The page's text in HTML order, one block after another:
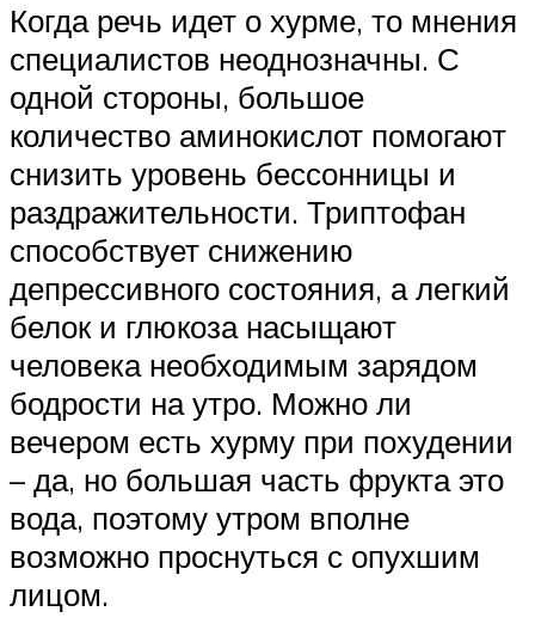
Когда речь идет о хурме, то мнения
специалистов неоднозначны. С
одной стороны, большое
количество аминокислот помогают
снизить уровень бессонницы и
раздражительности. Триптофан
способствует снижению
депрессивного состояния, а легкий
белок и глюкоза насыщают
человека необходимым зарядом
бодрости на утро. Можно ли
вечером есть хурму при похудении
– да, но большая часть фрукта это
вода, поэтому утром вполне
возможно проснуться с опухшим
лицом.